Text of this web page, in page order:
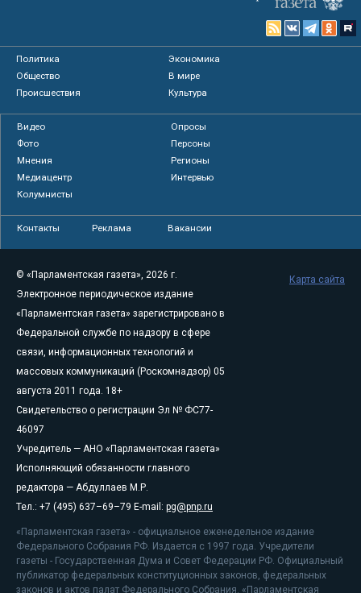
Политика
Экономика
Общество
В мире
Происшествия
Культура
Видео
Опросы
Фото
Персоны
Мнения
Регионы
Медиацентр
Интервью
Колумнисты
Контакты Реклама Вакансии
© «Парламентская газета», 2026 г.
Электронное периодическое издание
«Парламентская газета» зарегистрировано в
Федеральной службе по надзору в сфере
связи, информационных технологий и
массовых коммуникаций (Роскомнадзор) 05
августа 2011 года. 18+
Свидетельство о регистрации Эл № ФС77-
46097
Учредитель — АНО «Парламентская газета»
Исполняющий обязанности главного
редактора — Абдуллаев М.Р.
Тел.: +7 (495) 637–69–79 E-mail: pg@pnp.ru
«Парламентская газета» - официальное еженедельное издание
Федерального Собрания РФ. Издается с 1997 года. Учредители
газеты - Государственная Дума и Совет Федерации РФ. Официальный
публикатор федеральных конституционных законов, федеральных
законов и актов палат Федерального Собрания. «Парламентская
Карта сайта